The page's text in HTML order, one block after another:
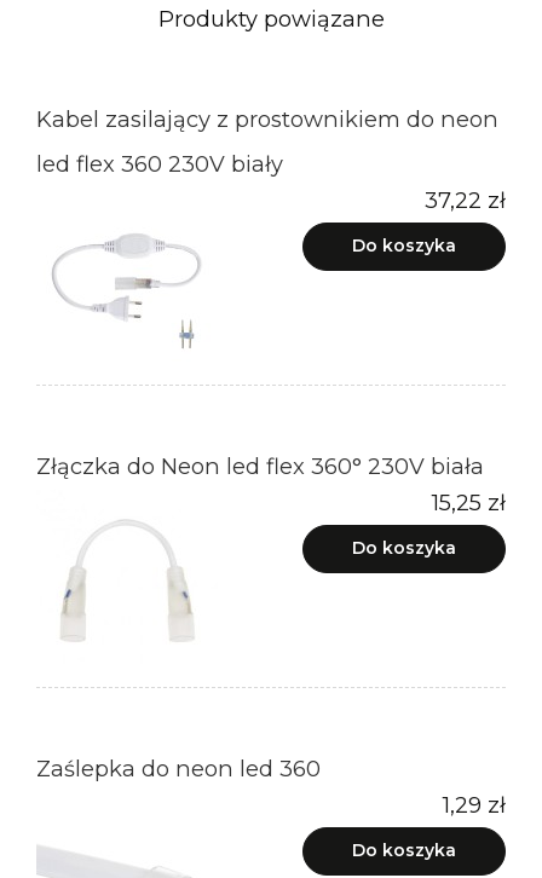
Produkty powiązane
Kabel zasilający z prostownikiem do neon
led flex 360 230V biały
37,22 zł
Do koszyka
Złączka do Neon led flex 360° 230V biała
15,25 zł
Do koszyka
Zaślepka do neon led 360
1,29 zł
Do koszyka